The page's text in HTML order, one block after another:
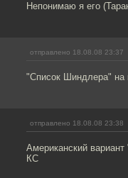
Непонимаю я его
отправлено 18.08.08 23:37
"Список Шиндлера" на
отправлено 18.08.08 23:38
Американский
КС